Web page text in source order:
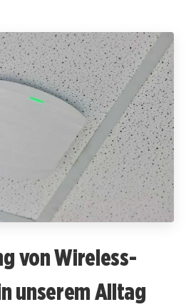
von Wireless-
unserem Alltag